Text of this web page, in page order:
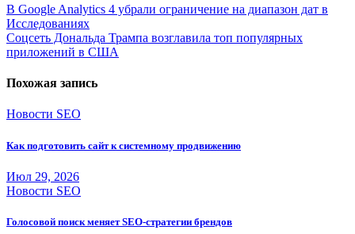
Навигация
по
записям
В Google Analytics 4 убрали ограничение на диапазон дат в
Исследованиях
Соцсеть Дональда Трампа возглавила топ популярных
приложений в США
Похожая запись
Новости SEO
Как подготовить сайт к системному продвижению
Июл 29, 2026
Новости SEO
Голосовой поиск меняет SEO-стратегии брендов